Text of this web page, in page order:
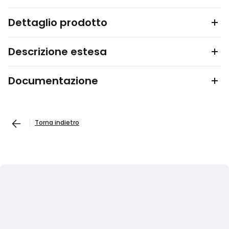
Dettaglio prodotto
Descrizione estesa
Documentazione
Torna indietro